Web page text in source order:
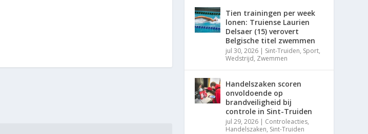
Tien trainingen per week
lonen: Truiense Laurien
Delsaer (15) verovert
Belgische titel zwemmen
jul 30, 2026 | Sint-Truiden, Sport,
Wedstrijd, Zwemmen
Handelszaken scoren
onvoldoende op
brandveiligheid bij
controle in Sint-Truiden
jul 29, 2026 | Controleacties,
Handelszaken, Sint-Truiden